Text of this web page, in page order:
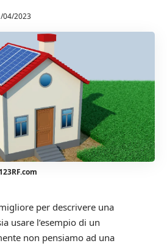
04/2023
per descrivere una
usare l’esempio di un
non pensiamo ad una